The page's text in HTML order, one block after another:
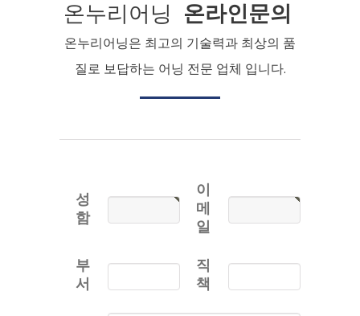
온누리어닝 온라인문의
온누리어닝은 최고의 기술력과 최상의 품
질로 보답하는 어닝 전문 업체 입니다.
성
함
이
메
일
부
서
직
책